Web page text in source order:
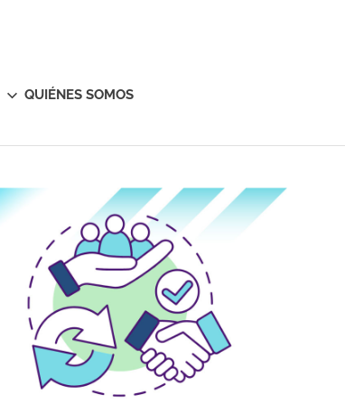
QUIÉNES SOMOS